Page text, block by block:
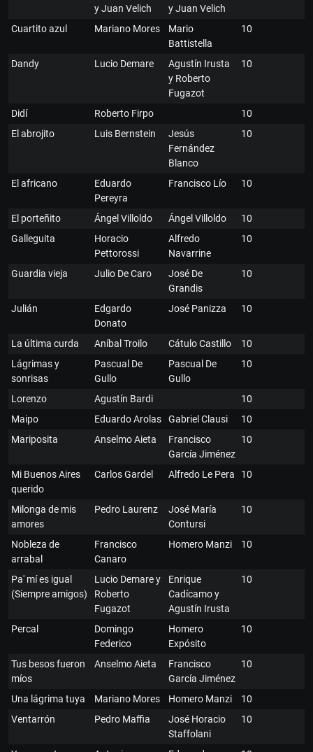
y Juan Velich
y Juan Velich
Cuartito azul Mariano Mores
Mario
Battistella
10
Dandy Lucio Demare
Agustín Irusta
y Roberto
Fugazot
10
Didí Roberto Firpo
10
El abrojito
Luis Bernstein
Jesús
Fernández
Blanco
10
El africano
Eduardo
Pereyra
Francisco Lío 10
El porteñito Ángel Villoldo Ángel Villoldo
10
Galleguita
Horacio
Pettorossi
Alfredo
Navarrine
10
Guardia vieja Julio De Caro
José De
Grandis
10
Julián
Edgardo
Donato
José Panizza 10
La última curda Aníbal Troilo Cátulo Castillo
10
Lágrimas y
sonrisas
Pascual De
Gullo
Pascual De
Gullo
10
Lorenzo Agustín Bardi
10
Maipo
Eduardo Arolas Gabriel Clausi
10
Mariposita
Anselmo Aieta
Francisco
García Jiménez
10
Mi Buenos Aires
querido
Carlos Gardel Alfredo Le Pera 10
Milonga de mis
amores
Pedro Laurenz
José María
Contursi
10
Nobleza de
arrabal
Francisco
Canaro
Homero Manzi 10
Pa' mí es igual
(Siempre amigos)
Lucio Demare y
Roberto
Fugazot
Enrique
Cadícamo y
Agustín Irusta
10
Percal
Domingo
Federico
Homero
Expósito
10
Tus besos fueron
míos
Anselmo Aieta
Francisco
García Jiménez
10
Una lágrima tuya Mariano Mores Homero Manzi
10
Ventarrón
Pedro Maffia
José Horacio
Staffolani
10